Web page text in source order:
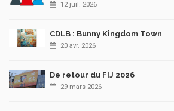
12 juil. 2026
CDLB : Bunny Kingdom Town
20 avr. 2026
De retour du FIJ 2026
29 mars 2026